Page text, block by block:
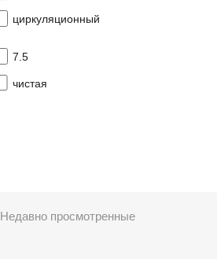
циркуляционный
7.5
чистая
Недавно просмотренные